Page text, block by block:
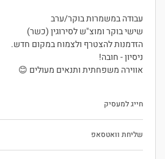
עבודה במשמרות בוקר/ערב
שישי בוקר ומוצ"ש לסירוגין (כשר)
הזדמנות להצטרף ולצמוח במקום חדש.
ניסיון - חובה!
אווירה משפחתית ותנאים מעולים 😊
חייג למעסיק
שליחת וואטסאפ